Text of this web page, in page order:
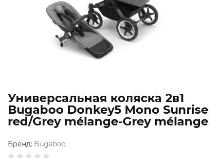
Универсальная коляска 2в1
Bugaboo Donkey5 Mono Sunrise
red/Grey mélange-Grey mélange
Бренд: Bugaboo